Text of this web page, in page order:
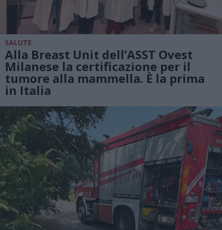
SALUTE
Alla Breast Unit dell’ASST Ovest
Milanese la certificazione per il
tumore alla mammella. È la prima
in Italia